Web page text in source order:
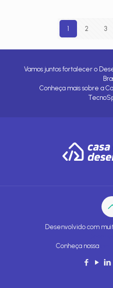
1 2 3
Vamos juntos fortalecer o
Conheça mais sobre a
Desenvolvido com
Conheça nossa